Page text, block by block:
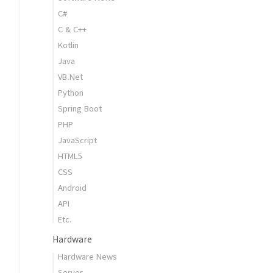
C#
C & C++
Kotlin
Java
VB.Net
Python
Spring Boot
PHP
JavaScript
HTML5
CSS
Android
API
Etc.
Hardware
Hardware News